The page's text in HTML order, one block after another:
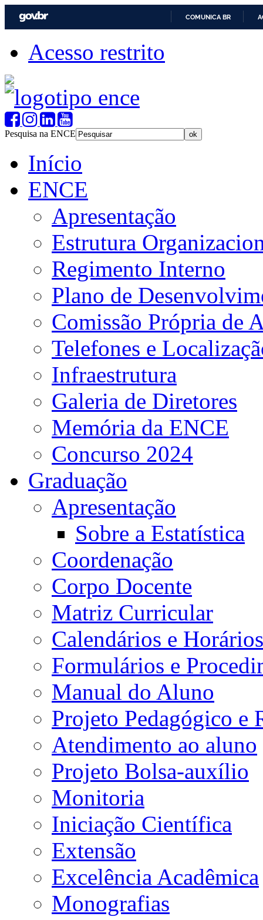
COMUNICA BR
Acesso restrito
Pesquisa na ENCE
Início
ENCE
Apresentação
Estrutura
Regimento Interno
Plano de
Comissão Própria de
Telefones e
Infraestrutura
Galeria de Diretores
Memória da ENCE
Concurso 2024
Graduação
Apresentação
Sobre a Estatística
Coordenação
Corpo Docente
Matriz Curricular
Calendários e Horários
Formulários e
Manual do Aluno
Projeto Pedagógico e
Atendimento ao aluno
Projeto Bolsa-auxílio
Monitoria
Iniciação Científica
Extensão
Excelência Acadêmica
Monografias